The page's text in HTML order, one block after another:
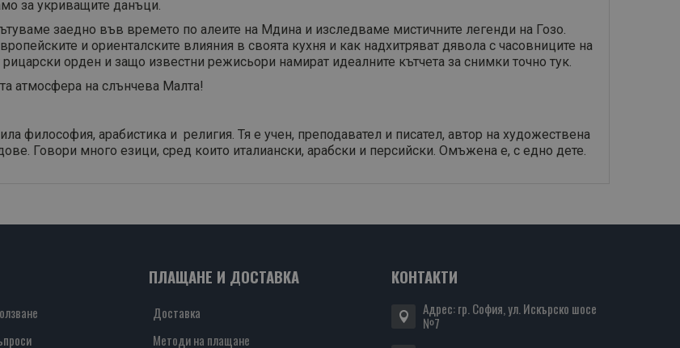
за укриващите данъци.
заедно във времето по алеите на Мдина и изследваме мистичните легенди на Гозо.
и ориенталските влияния в своята кухня и как надхитряват дявола с часовниците на
орден и защо известни режисьори намират идеалните кътчета за снимки точно тук.
атмосфера на слънчева Малта!
философия, арабистика и религия. Тя е учен, преподавател и писател, автор на художествена
Говори много езици, сред които италиански, арабски и персийски. Омъжена е, с едно дете.
ПЛАЩАНЕ И ДОСТАВКА
Доставка
Методи на плащане
КОНТАКТИ
Адрес: гр. София, ул. Искърско шосе
№7